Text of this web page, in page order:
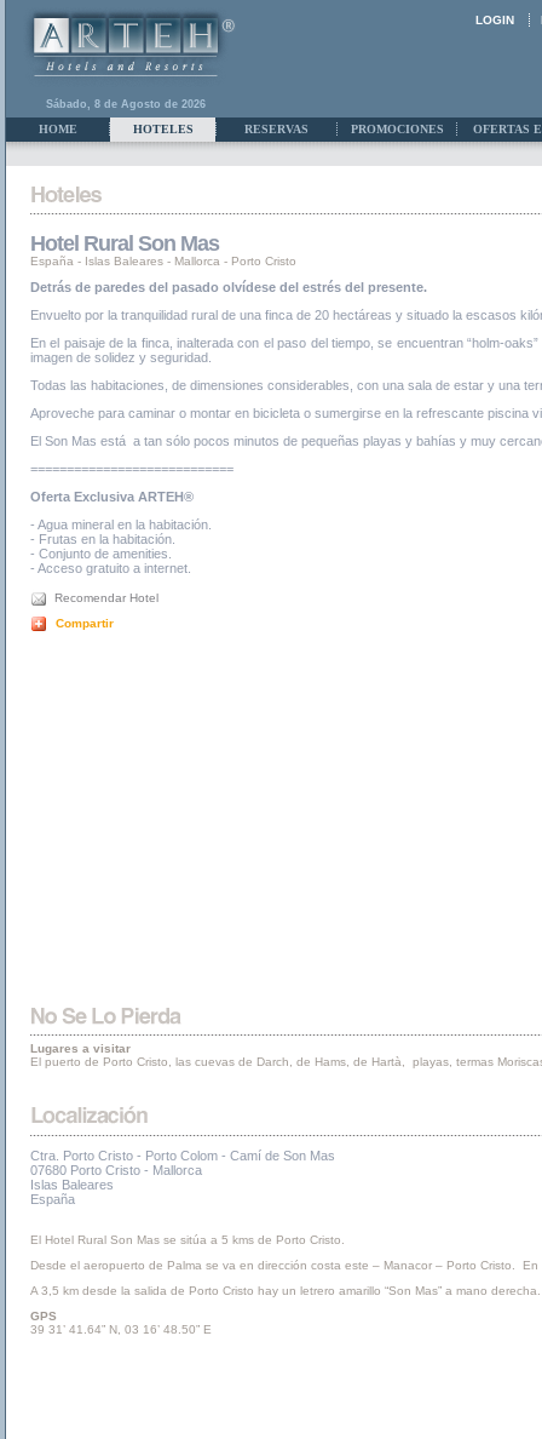
Sábado, 8 de Agosto de 2026
LOGIN
HOME HOTELES RESERVAS PROMOCIONES OFERTAS
Hotel Rural Son Mas
España - Islas Baleares - Mallorca - Porto Cristo
Detrás de paredes del pasado olvídese del estrés del presente.
Envuelto por la tranquilidad rural de una finca de 20 hectáreas y situado la escasos
En el paisaje de la finca, inalterada con el paso del tiempo, se encuentran “holm-
imagen de solidez y seguridad.
Todas las habitaciones, de dimensiones considerables, con una sala de estar y una
Aproveche para caminar o montar en bicicleta o sumergirse en la refrescante piscina
El Son Mas está a tan sólo pocos minutos de pequeñas playas y bahías y muy
============================
Oferta Exclusiva ARTEH®
- Agua mineral en la habitación.
- Frutas en la habitación.
- Conjunto de amenities.
- Acceso gratuito a internet.
Recomendar Hotel
Compartir
Lugares a visitar
El puerto de Porto Cristo, las cuevas de Darch, de Hams, de Hartà, playas, termas
Ctra. Porto Cristo - Porto Colom - Camí de Son Mas
07680 Porto Cristo - Mallorca
Islas Baleares
España
El Hotel Rural Son Mas se sitúa a 5 kms de Porto Cristo.
Desde el aeropuerto de Palma se va en dirección costa este – Manacor – Porto Cristo.
A 3,5 km desde la salida de Porto Cristo hay un letrero amarillo “Son Mas” a mano
GPS
39 31’ 41.64” N, 03 16’ 48.50” E